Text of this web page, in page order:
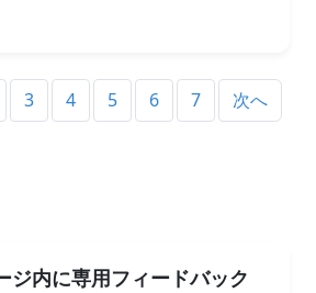
場しのぎの対応で
事では、社内で共有できるクチ
ライン・マニュアルを作るため
3 4 5 6 7 次へ
内に専用フィードバック